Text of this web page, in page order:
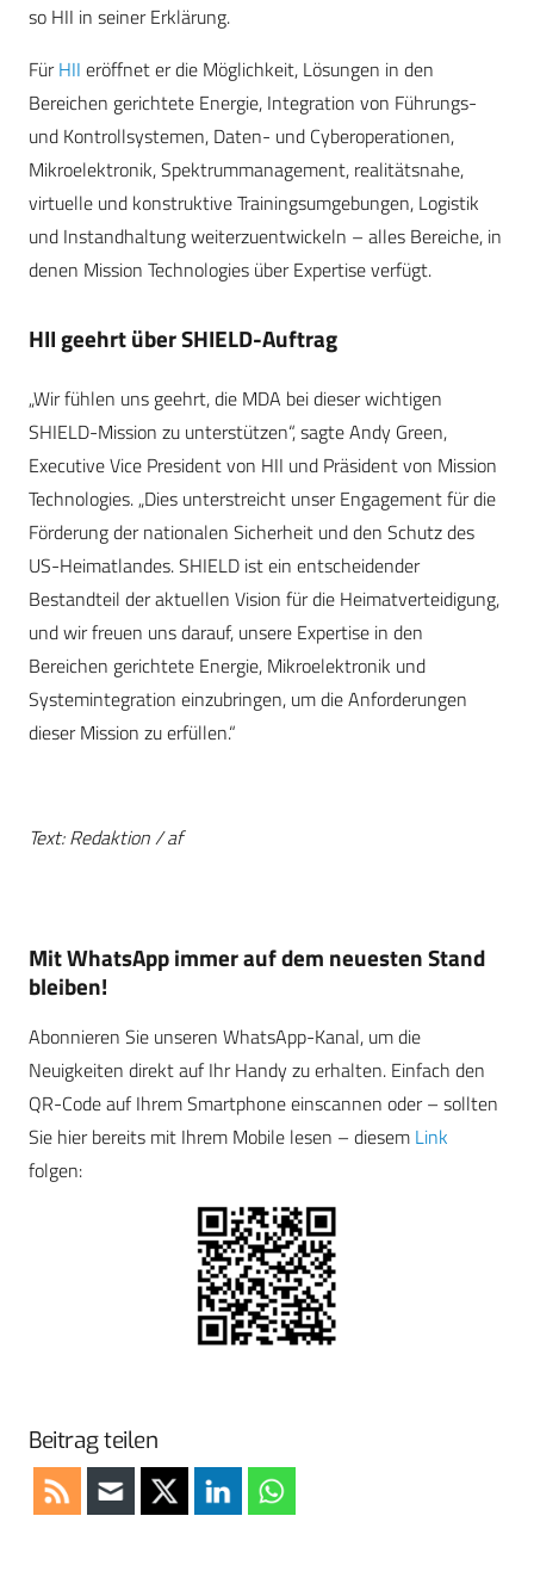
so HII in seiner Erklärung.
FürHII eröffnet er die Möglichkeit, Lösungen in den
Bereichen gerichtete Energie, Integration von Führungs-
und Kontrollsystemen, Daten- und Cyberoperationen,
Mikroelektronik, Spektrummanagement, realitätsnahe,
virtuelle und konstruktive Trainingsumgebungen, Logistik
und Instandhaltung weiterzuentwickeln – alles Bereiche, in
denen Mission Technologies über Expertise verfügt.
HII geehrt über SHIELD-Auftrag
„Wir fühlen uns geehrt, die MDA bei dieser wichtigen
SHIELD-Mission zu unterstützen“, sagte Andy Green,
Executive Vice President von HII und Präsident von Mission
Technologies. „Dies unterstreicht unser Engagement für die
Förderung der nationalen Sicherheit und den Schutz des
US-Heimatlandes. SHIELD ist ein entscheidender
Bestandteil der aktuellen Vision für die Heimatverteidigung,
und wir freuen uns darauf, unsere Expertise in den
Bereichen gerichtete Energie, Mikroelektronik und
Systemintegration einzubringen, um die Anforderungen
dieser Mission zu erfüllen.“
Text: Redaktion / af
Mit WhatsApp immer auf dem neuesten Stand
bleiben!
Abonnieren Sie unseren WhatsApp-Kanal, um die
Neuigkeiten direkt auf Ihr Handy zu erhalten. Einfach den
QR-Code auf Ihrem Smartphone einscannen oder – sollten
Sie hier bereits mit Ihrem Mobile lesen – diesem Link
folgen:
Beitrag teilen